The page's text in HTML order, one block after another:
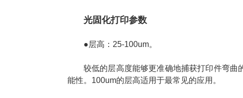
光固化打印参数
●层高：25-100um。
较低的层高度能够更准确地捕获打印件弯
能性。100um的层高适用于最常见的应用。